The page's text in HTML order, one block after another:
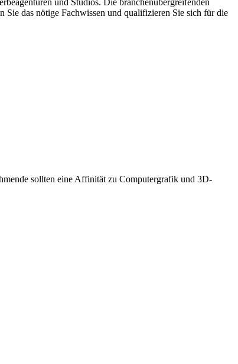
und Studios. Die branchenübergreifenden
Sie das nötige Fachwissen und qualifizieren Sie sich für die
sollten eine Affinität zu Computergrafik und 3D-